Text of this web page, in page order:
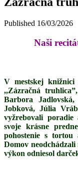
Published 16/03/2026
Naši
V mestskej knižnici
,,Zázračná
Barbora
Jobková, Júlia
vyžrebovali
svoje krásne
pohostenie s
Domov
výkon odniesol